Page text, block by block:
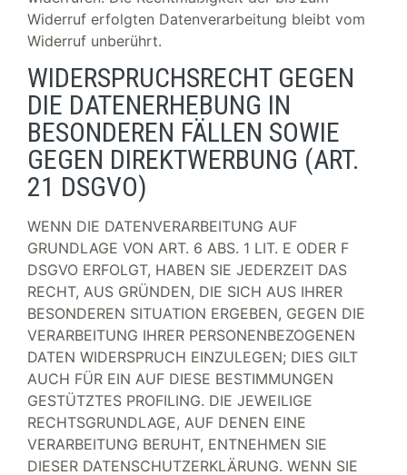
Widerruf erfolgten Datenverarbeitung bleibt vom
Widerruf unberührt.
WIDERSPRUCHSRECHT GEGEN
DIE DATENERHEBUNG IN
BESONDEREN FÄLLEN SOWIE
GEGEN DIREKTWERBUNG (ART.
21 DSGVO)
WENN DIE DATENVERARBEITUNG AUF
GRUNDLAGE VON ART. 6 ABS. 1 LIT. E ODER F
DSGVO ERFOLGT, HABEN SIE JEDERZEIT DAS
RECHT, AUS GRÜNDEN, DIE SICH AUS IHRER
BESONDEREN SITUATION ERGEBEN, GEGEN DIE
VERARBEITUNG IHRER PERSONENBEZOGENEN
DATEN WIDERSPRUCH EINZULEGEN; DIES GILT
AUCH FÜR EIN AUF DIESE BESTIMMUNGEN
GESTÜTZTES PROFILING. DIE JEWEILIGE
RECHTSGRUNDLAGE, AUF DENEN EINE
VERARBEITUNG BERUHT, ENTNEHMEN SIE
DIESER DATENSCHUTZERKLÄRUNG. WENN SIE